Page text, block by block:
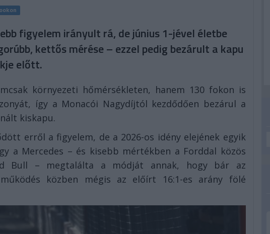
figyelem irányult rá, de június 1-jével életbe
kettős mérése – ezzel pedig bezárult a kapu
előtt.
környezeti hőmérsékleten, hanem 130 fokon is
így a Monacói Nagydíjtól kezdődően bezárul a
kiskapu.
erről a figyelem, de a 2026-os idény elejének egyik
a Mercedes – és kisebb mértékben a Forddal közös
Bull – megtalálta a módját annak, hogy bár az
közben mégis az előírt 16:1-es arány fölé